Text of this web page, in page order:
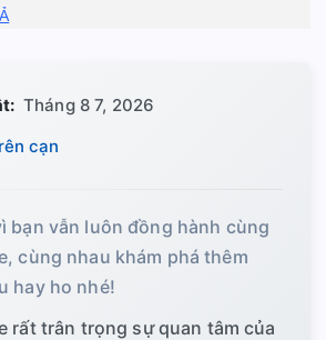
Tháng 8 7, 2026
cạn
bạn vẫn luôn đồng hành cùng
cùng nhau khám phá thêm
hay ho nhé!
rất trân trọng sự quan tâm của